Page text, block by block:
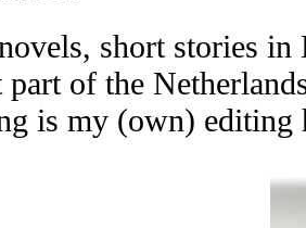
short stories in
of the
is my (own) editing